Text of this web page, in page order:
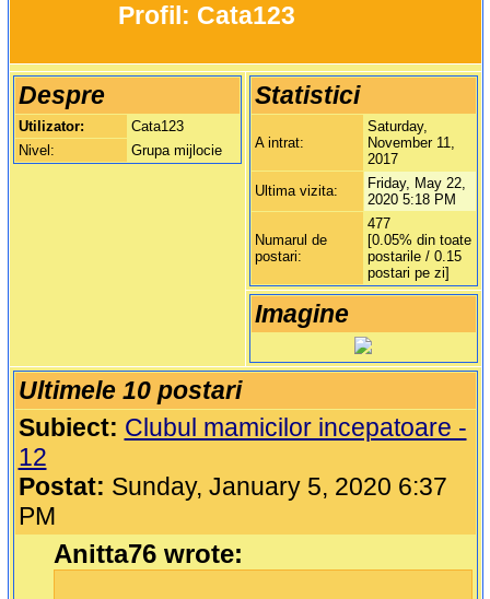
		Profil:
Cata123
Despre
Utilizator:
Cata123
Nivel:
Grupa mijlocie
Statistici
A intrat:
Saturday,
November 11,
2017
Ultima vizita:
Friday, May 22,
2020 5:18 PM
Numarul de
postari:
477
[0.05% din toate
postarile / 0.15
postari pe zi]
Imagine
Ultimele 10 postari
Subiect: Clubul mamicilor incepatoare -
12
Postat: Sunday, January 5, 2020 6:37
PM
Anitta76 wrote: